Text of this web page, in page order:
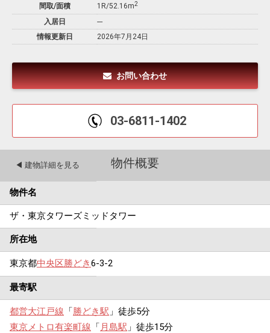
間取/面積
1R/52.16m2
入居日
---
情報更新日
2026年7月24日
お問い合わせ
03-6811-1402
物件概要
◀︎ 建物詳細を見る
物件名
ザ・東京タワーズミッドタワー
所在地
東京都中央区勝どき6-3-2
最寄駅
都営大江戸線 「勝どき駅 」徒歩5分
東京メトロ有楽町線 「月島駅 」徒歩15分